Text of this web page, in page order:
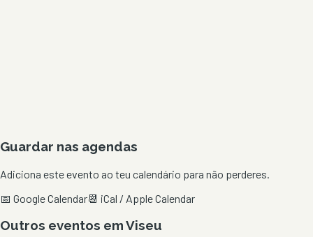
Guardar nas agendas
Adiciona este evento ao teu calendário para não perderes.
📅 Google Calendar📆 iCal / Apple Calendar
Outros eventos emViseu